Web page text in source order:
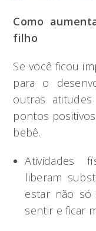
Como
filho
Se você ficou
para o
outras
pontos
bebê.
Atividades
liberam
estar não só
sentir e ficar